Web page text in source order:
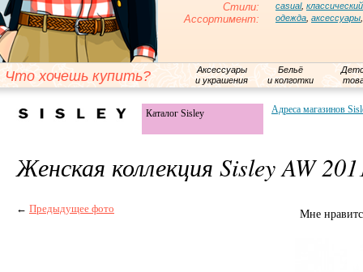
Стили: casual, классический
Ассортимент: одежда аксессуары
Что хочешь купить?
Аксессуары
и украшения
Бельё
и колготки
Каталог Sisley Адреса магазинов
Женская коллекция Sisley AW
← Предыдущее фото Мне